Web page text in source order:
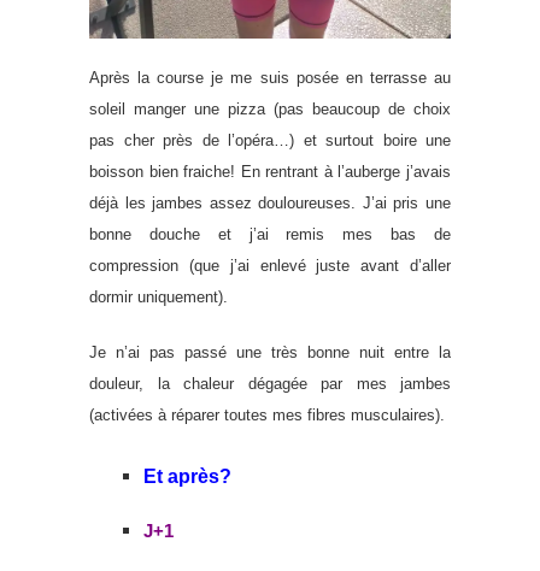
Après la course je me suis posée en terrasse au
soleil manger une pizza (pas beaucoup de choix
pas cher près de l’opéra…) et surtout boire une
boisson bien fraiche! En rentrant à l’auberge j’avais
déjà les jambes assez douloureuses. J’ai pris une
bonne douche et j’ai remis mes bas de
compression (que j’ai enlevé juste avant d’aller
dormir uniquement).
Je n’ai pas passé une très bonne nuit entre la
douleur, la chaleur dégagée par mes jambes
(activées à réparer toutes mes fibres musculaires).
Et après?
J+1